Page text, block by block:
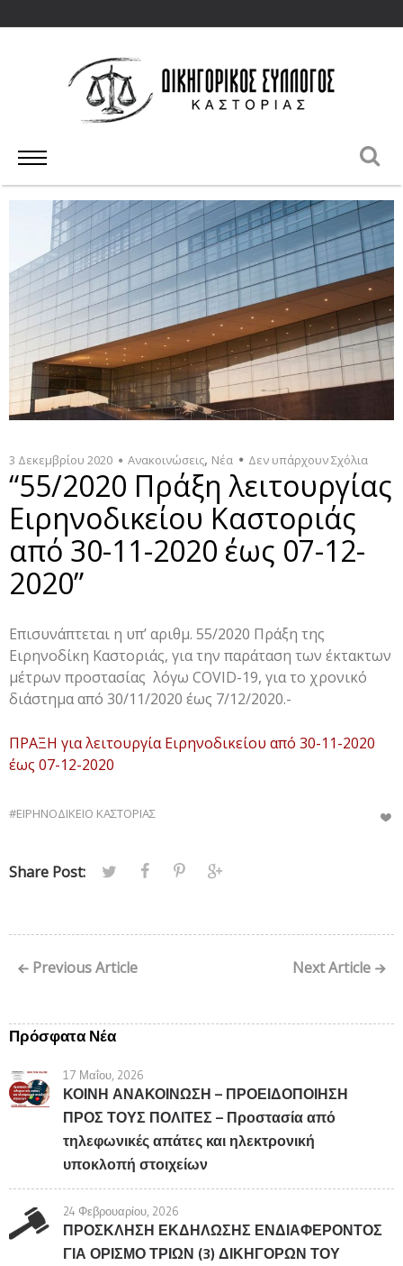
3 Δεκεμβρίου 2020 Ανακοινώσεις, Νέα Δεν υπάρχουν Σχόλια
“55/2020 Πράξη λειτουργίας
Ειρηνοδικείου Καστοριάς
από 30-11-2020 έως 07-12-
2020”
Επισυνάπτεται η υπ’ αριθμ. 55/2020 Πράξη της
Ειρηνοδίκη Καστοριάς, για την παράταση των έκτακτων
μέτρων προστασίας λόγω COVID-19, για το χρονικό
διάστημα από 30/11/2020 έως 7/12/2020.-
ΠΡΑΞΗ για λειτουργία Ειρηνοδικείου από 30-11-2020
έως 07-12-2020
#ΕΙΡΗΝΟΔΙΚΕΙΟ ΚΑΣΤΟΡΙΑΣ
Share Post:
Previous Article Next Article
Πρόσφατα Νέα
17 Μαΐου, 2026
ΚΟΙΝΗ ΑΝΑΚΟΙΝΩΣΗ – ΠΡΟΕΙΔΟΠΟΙΗΣΗ
ΠΡΟΣ ΤΟΥΣ ΠΟΛΙΤΕΣ – Προστασία από
τηλεφωνικές απάτες και ηλεκτρονική
υποκλοπή στοιχείων
24 Φεβρουαρίου, 2026
ΠΡΟΣΚΛΗΣΗ ΕΚΔΗΛΩΣΗΣ ΕΝΔΙΑΦΕΡΟΝΤΟΣ
ΓΙΑ ΟΡΙΣΜΟ ΤΡΙΩΝ (3) ΔΙΚΗΓΟΡΩΝ ΤΟΥ